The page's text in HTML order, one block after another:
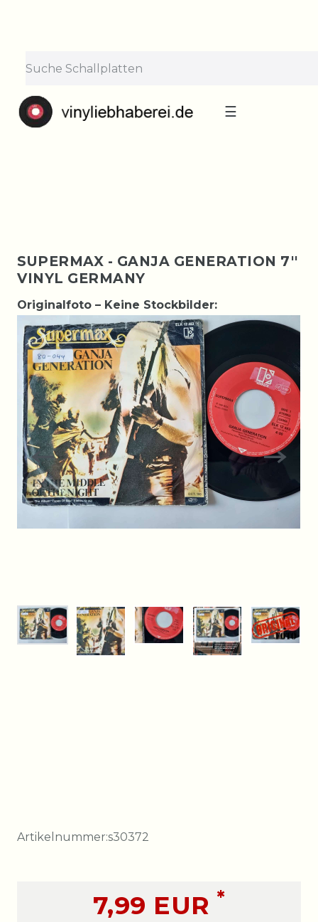
Bestellungen nehmen wir gerne entgegen —
der Versand startet wieder ab Montag, 31.
☰
SUPERMAX - GANJA GENERATION 7''
VINYL GERMANY
Originalfoto – Keine Stockbilder:
Artikelnummer:s30372
7,99 EUR *